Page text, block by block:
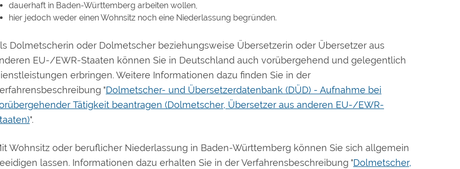
dauerhaft in Baden-Württemberg arbeiten wollen,
hier jedoch weder einen Wohnsitz noch eine Niederlassung begründen.
Dolmetscherin oder Dolmetscher beziehungsweise Übersetzerin oder Übersetzer aus
EU-/EWR-Staaten können Sie in Deutschland auch vorübergehend und gelegentlich
erbringen. Weitere Informationen dazu finden Sie in der
"Dolmetscher- und Übersetzerdatenbank (DÜD) - Aufnahme bei
Tätigkeit beantragen (Dolmetscher, Übersetzer aus anderen EU-/EWR-
".
Wohnsitz oder beruflicher Niederlassung in Baden-Württemberg können Sie sich allgemein
lassen. Informationen dazu erhalten Sie in der Verfahrensbeschreibung "Dolmetscher,